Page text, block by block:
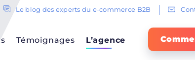
Le blog des experts du e-commerce B2B
Témoignages L’agence